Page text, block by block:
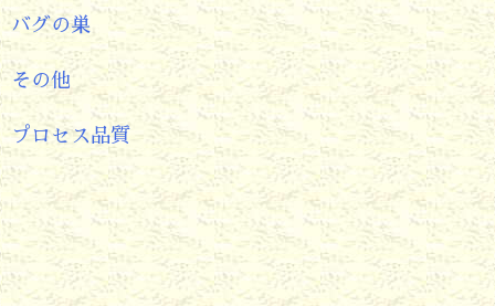
バグの巣
その他
プロセス品質